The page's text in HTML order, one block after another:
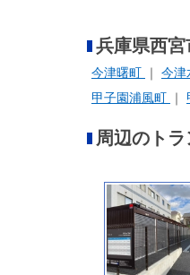
兵庫県西
今津曙町 今津
甲子園浦風町
周辺のト